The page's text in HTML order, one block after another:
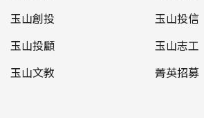
玉山創投
玉山投信
玉山投顧
玉山志工
玉山文教
菁英招募